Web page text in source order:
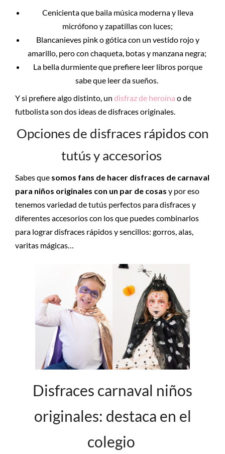
Cenicienta que baila música moderna y lleva
micrófono y zapatillas con luces;
Blancanieves pink o gótica con un vestido rojo y
amarillo, pero con chaqueta, botas y manzana negra;
La bella durmiente que prefiere leer libros porque
sabe que leer da sueños.
Y si prefiere algo distinto, un disfraz de heroína o de
futbolista son dos ideas de disfraces originales.
Opciones de disfraces rápidos con
tutús y accesorios
Sabes que somos fans de hacer disfraces de carnaval
para niños originales con un par de cosas y por eso
tenemos variedad de tutús perfectos para disfraces y
diferentes accesorios con los que puedes combinarlos
para lograr disfraces rápidos y sencillos: gorros, alas,
varitas mágicas…
Disfraces carnaval niños
originales: destaca en el
colegio